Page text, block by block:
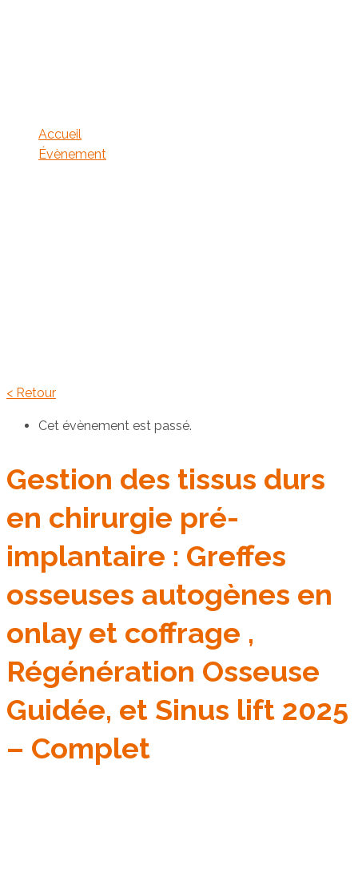
Accueil
Évènement
< Retour
Cet évènement est passé.
Gestion des tissus durs
en chirurgie pré-
implantaire : Greffes
osseuses autogènes en
onlay et coffrage ,
Régénération Osseuse
Guidée, et Sinus lift 2025
– Complet